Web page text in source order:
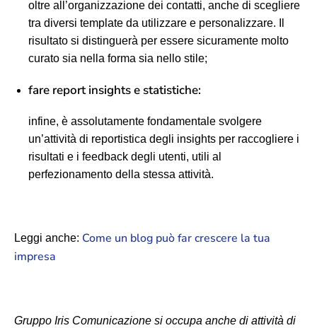
oltre all’organizzazione dei contatti, anche di scegliere
tra diversi template da utilizzare e personalizzare. Il
risultato si distinguerà per essere sicuramente molto
curato sia nella forma sia nello stile;
fare report insights e statistiche:
infine, è assolutamente fondamentale svolgere
un’attività di reportistica degli insights per raccogliere i
risultati e i feedback degli utenti, utili al
perfezionamento della stessa attività.
Leggi anche: Come un blog può far crescere la tua
impresa
Gruppo Iris Comunicazione si occupa anche di attività di